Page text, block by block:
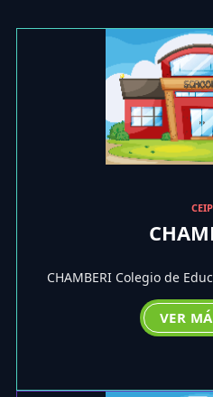
CEIP
CHAMBERI Colegio de
VER